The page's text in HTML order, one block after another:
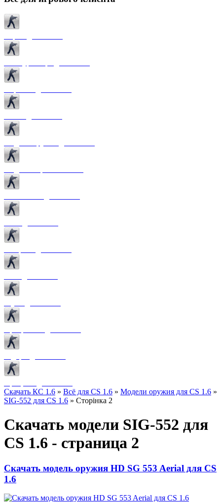
Скачать КС 1.6 » Всё для CS 1.6 » Модели оружия для CS 1.6 »
SIG-552 для CS 1.6 » Сторінка 2
Скачать модели SIG-552 для
CS 1.6 - страница 2
Скачать модель оружия HD SG 553 Aerial для CS
1.6